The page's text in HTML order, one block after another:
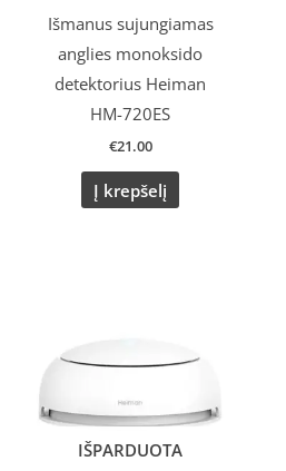
Išmanus sujungiamas
anglies monoksido
detektorius Heiman
HM-720ES
€21.00
Į krepšelį
IŠPARDUOTA